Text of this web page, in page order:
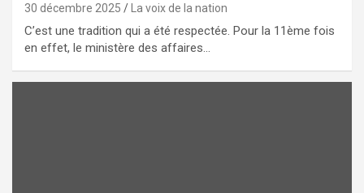
30 décembre 2025 La voix de la nation
C’est une tradition qui a été respectée. Pour la 11ème fois
en effet, le ministère des affaires…